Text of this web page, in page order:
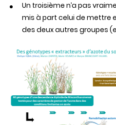
Un troisième n’a pas
mis à part celui de mettre
des deux autres groupes